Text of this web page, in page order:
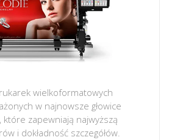
wielkoformatowych
w najnowsze głowice
które zapewniają najwyższą
i dokładność szczegółów.